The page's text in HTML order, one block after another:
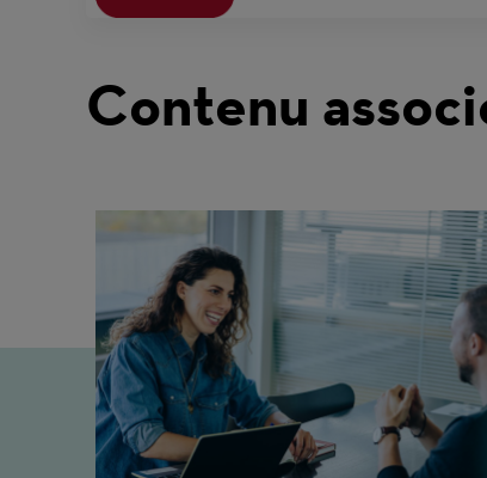
Contenu